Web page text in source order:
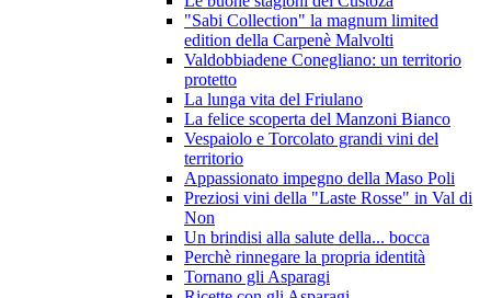
"Sabi Collection" la magnum limited
edition della Carpenè Malvolti
Valdobbiadene Conegliano: un territorio
protetto
La lunga vita del Friulano
La felice scoperta del Manzoni Bianco
Vespaiolo e Torcolato grandi vini del
territorio
Appassionato impegno della Maso Poli
Preziosi vini della "Laste Rosse" in Val di
Non
Un brindisi alla salute della... bocca
Perchè rinnegare la propria identità
Tornano gli Asparagi